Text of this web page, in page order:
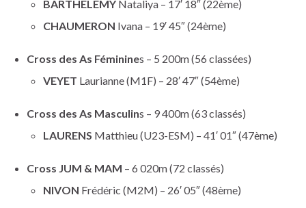
BARTHELEMY Nataliya – 17′ 18″ (22ème)
CHAUMERON Ivana – 19′ 45″ (24ème)
Cross des As Féminines – 5 200m (56 classées)
VEYET Laurianne (M1F) – 28′ 47″ (54ème)
Cross des As Masculins – 9 400m (63 classés)
LAURENS Matthieu (U23-ESM) – 41′ 01″ (47ème)
Cross JUM & MAM – 6 020m (72 classés)
NIVON Frédéric (M2M) – 26′ 05″ (48ème)